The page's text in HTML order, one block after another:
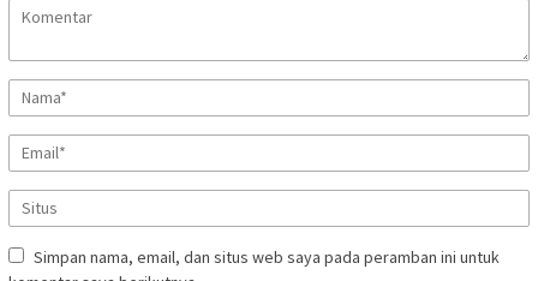
Simpan nama, email, dan situs web saya pada peramban ini untuk